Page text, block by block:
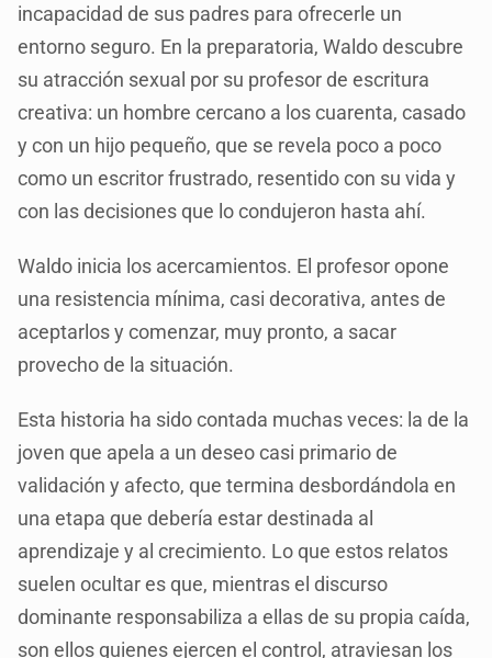
incapacidad de sus padres para ofrecerle un
entorno seguro. En la preparatoria, Waldo descubre
su atracción sexual por su profesor de escritura
creativa: un hombre cercano a los cuarenta, casado
y con un hijo pequeño, que se revela poco a poco
como un escritor frustrado, resentido con su vida y
con las decisiones que lo condujeron hasta ahí.
Waldo inicia los acercamientos. El profesor opone
una resistencia mínima, casi decorativa, antes de
aceptarlos y comenzar, muy pronto, a sacar
provecho de la situación.
Esta historia ha sido contada muchas veces: la de la
joven que apela a un deseo casi primario de
validación y afecto, que termina desbordándola en
una etapa que debería estar destinada al
aprendizaje y al crecimiento. Lo que estos relatos
suelen ocultar es que, mientras el discurso
dominante responsabiliza a ellas de su propia caída,
son ellos quienes ejercen el control, atraviesan los